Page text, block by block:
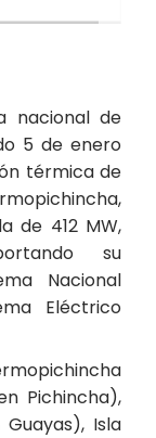
nacional de
5 de enero
térmica de
de 412 MW,
su
Nacional
Eléctrico
Pichincha),
Isla